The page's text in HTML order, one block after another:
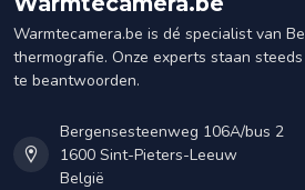
Warmtecamera.be is dé specialist van
thermografie. Onze experts staan
te beantwoorden.
Bergensesteenweg 106A/bus 2
1600 Sint-Pieters-Leeuw
België